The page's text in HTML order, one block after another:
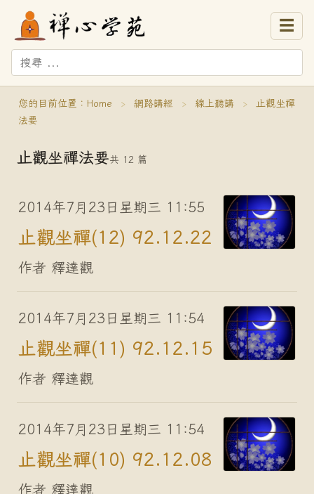
☰
您的目前位置： Home › 網路講經 › 線上聽講 ›
止觀坐禪
法要
止觀坐禪法要共 12 篇
2014年7月23日星期三 11:55
止觀坐禪(12) 92.12.22
作者 釋達觀
2014年7月23日星期三 11:54
止觀坐禪(11) 92.12.15
作者 釋達觀
2014年7月23日星期三 11:54
止觀坐禪(10) 92.12.08
作者 釋達觀